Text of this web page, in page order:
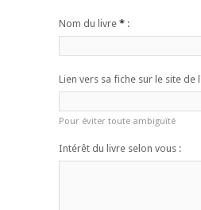
Nom du livre * :
Lien vers sa fiche sur le site de
Pour éviter toute ambiguïté
Intérêt du livre selon vous :